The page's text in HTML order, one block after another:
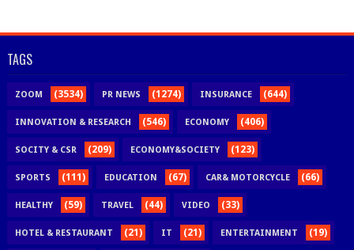
TAGS
ZOOM (3534) PR NEWS (1274) INSURANCE (644)
INNOVATION & RESEARCH (546) ECONOMY (406)
SOCITY & CSR (209) ECONOMY&SOCIETY (123)
SPORTS (111) EDUCATION (67) CAR& MOTORCYCLE (66)
HEALTHY (59) TRAVEL (44) VIDEO (33)
HOTEL & RESTAURANT (21) IT (21) ENTERTAINMENT (19)